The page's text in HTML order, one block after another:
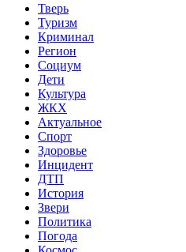
Тверь
Туризм
Криминал
Регион
Социум
Дети
Культура
ЖКХ
Актуальное
Спорт
Здоровье
Инцидент
ДТП
История
Звери
Политика
Погода